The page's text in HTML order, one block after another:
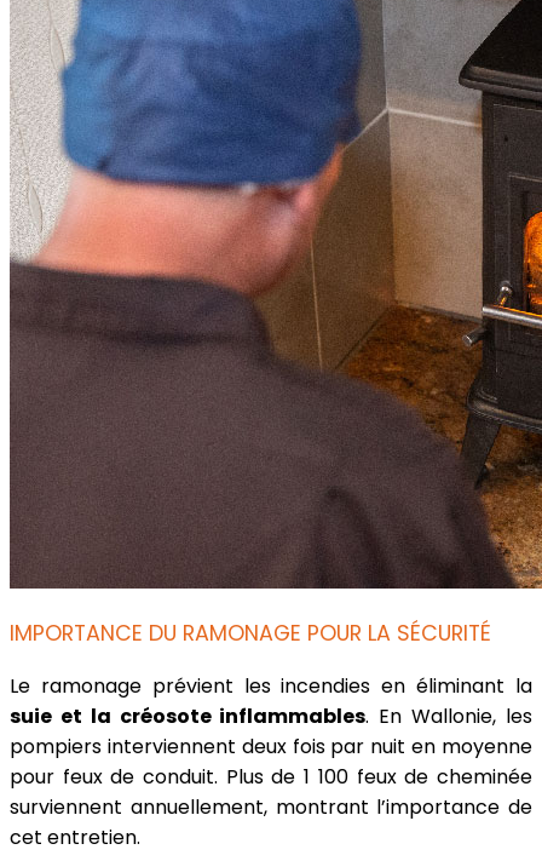
IMPORTANCE DU RAMONAGE POUR LA SÉCURITÉ
Le ramonage prévient les incendies en éliminant la
suie et la créosote inflammables. En Wallonie, les
pompiers interviennent deux fois par nuit en moyenne
pour feux de conduit. Plus de 1 100 feux de cheminée
surviennent annuellement, montrant l’importance de
cet entretien.